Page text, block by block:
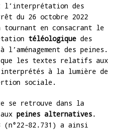
des
du 26 octobre 2022
tournant en consacrant le
téléologique des
des peines.
les textes relatifs aux
à la lumière de
sociale.
se retrouve dans la
peines alternatives.
(n°22-82.731) a ainsi